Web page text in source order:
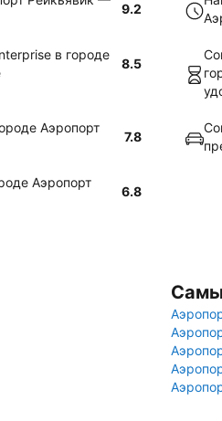
9.2
в городе
8.5
Аэропорт
7.8
Аэропорт
6.8